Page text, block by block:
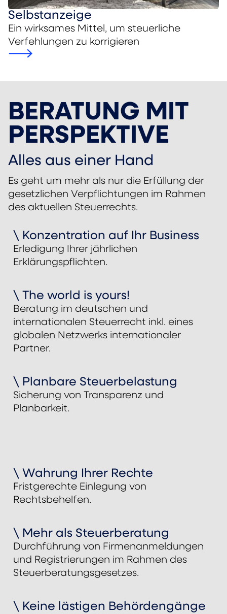
Selbstanzeige
Ein wirksames Mittel, um steuerliche
Verfehlungen zu korrigieren
BERATUNG MIT
PERSPEKTIVE
Alles aus einer Hand
Es geht um mehr als nur die Erfüllung der
gesetzlichen Verpflichtungen im Rahmen
des aktuellen Steuerrechts.
\ Konzentration auf Ihr Business
Erledigung Ihrer jährlichen
Erklärungspflichten.
\ The world is yours!
Beratung im deutschen und
internationalen Steuerrecht inkl. eines
globalen Netzwerks internationaler
Partner.
\ Planbare Steuerbelastung
Sicherung von Transparenz und
Planbarkeit.
\ Wahrung Ihrer Rechte
Fristgerechte Einlegung von
Rechtsbehelfen.
\ Mehr als Steuerberatung
Durchführung von Firmenanmeldungen
und Registrierungen im Rahmen des
Steuerberatungsgesetzes.
\ Keine lästigen Behördengänge